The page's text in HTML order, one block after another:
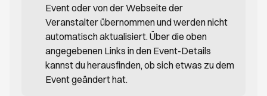
Event oder von der Webseite der
Veranstalter übernommen und werden nicht
automatisch aktualisiert. Über die oben
angegebenen Links in den Event-Details
kannst du herausfinden, ob sich etwas zu dem
Event geändert hat.